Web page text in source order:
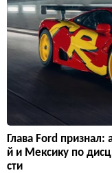
Глава Ford
й и Мексику по
сти